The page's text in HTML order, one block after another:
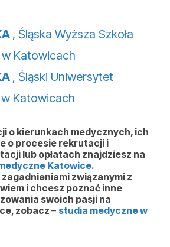
, Śląska Wyższa Szkoła
Katowicach
, Śląski Uniwersytet
Katowicach
o kierunkach medycznych, ich
o procesie rekrutacji i
lub opłatach znajdziesz na
Katowice.
związanymi z
i chcesz poznać inne
swoich pasji na
zobacz – studia medyczne w